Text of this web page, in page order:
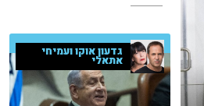
גדעון אוקו ועמיחי
אתאלי